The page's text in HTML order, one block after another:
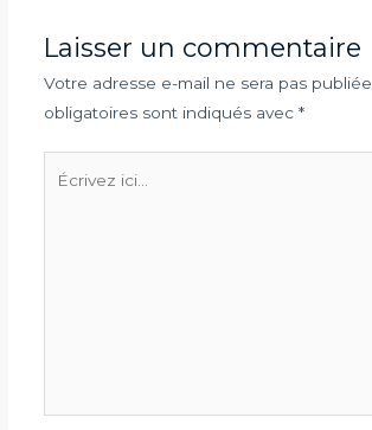
Laisser un commentaire
Votre adresse e-mail ne sera pas publiée.
obligatoires sont indiqués avec *